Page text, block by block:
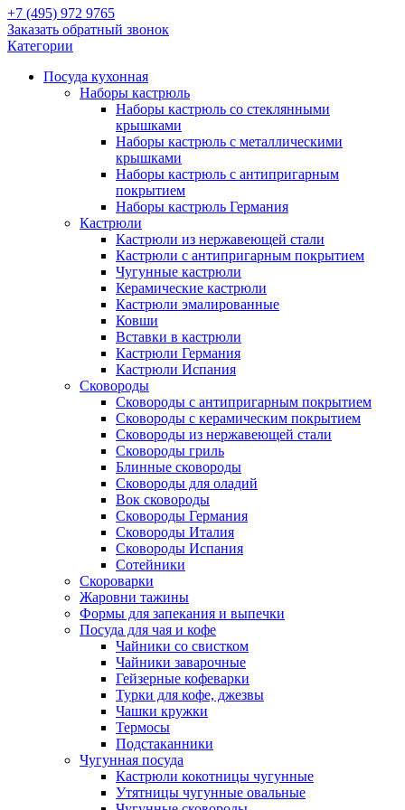
+7 (495) 972 9765
Заказать обратный звонок
Категории
Посуда кухонная
Наборы кастрюль
Наборы кастрюль со стеклянными
крышками
Наборы кастрюль с металлическими
крышками
Наборы кастрюль с антипригарным
покрытием
Наборы кастрюль Германия
Кастрюли
Кастрюли из нержавеющей стали
Кастрюли с антипригарным покрытием
Чугунные кастрюли
Керамические кастрюли
Кастрюли эмалированные
Ковши
Вставки в кастрюли
Кастрюли Германия
Кастрюли Испания
Сковороды
Сковороды с антипригарным покрытием
Сковороды с керамическим покрытием
Сковороды из нержавеющей стали
Сковороды гриль
Блинные сковороды
Сковороды для оладий
Вок сковороды
Сковороды Германия
Сковороды Италия
Сковороды Испания
Сотейники
Скороварки
Жаровни тажины
Формы для запекания и выпечки
Посуда для чая и кофе
Чайники со свистком
Чайники заварочные
Гейзерные кофеварки
Турки для кофе, джезвы
Чашки кружки
Термосы
Подстаканники
Чугунная посуда
Кастрюли кокотницы чугунные
Утятницы чугунные овальные